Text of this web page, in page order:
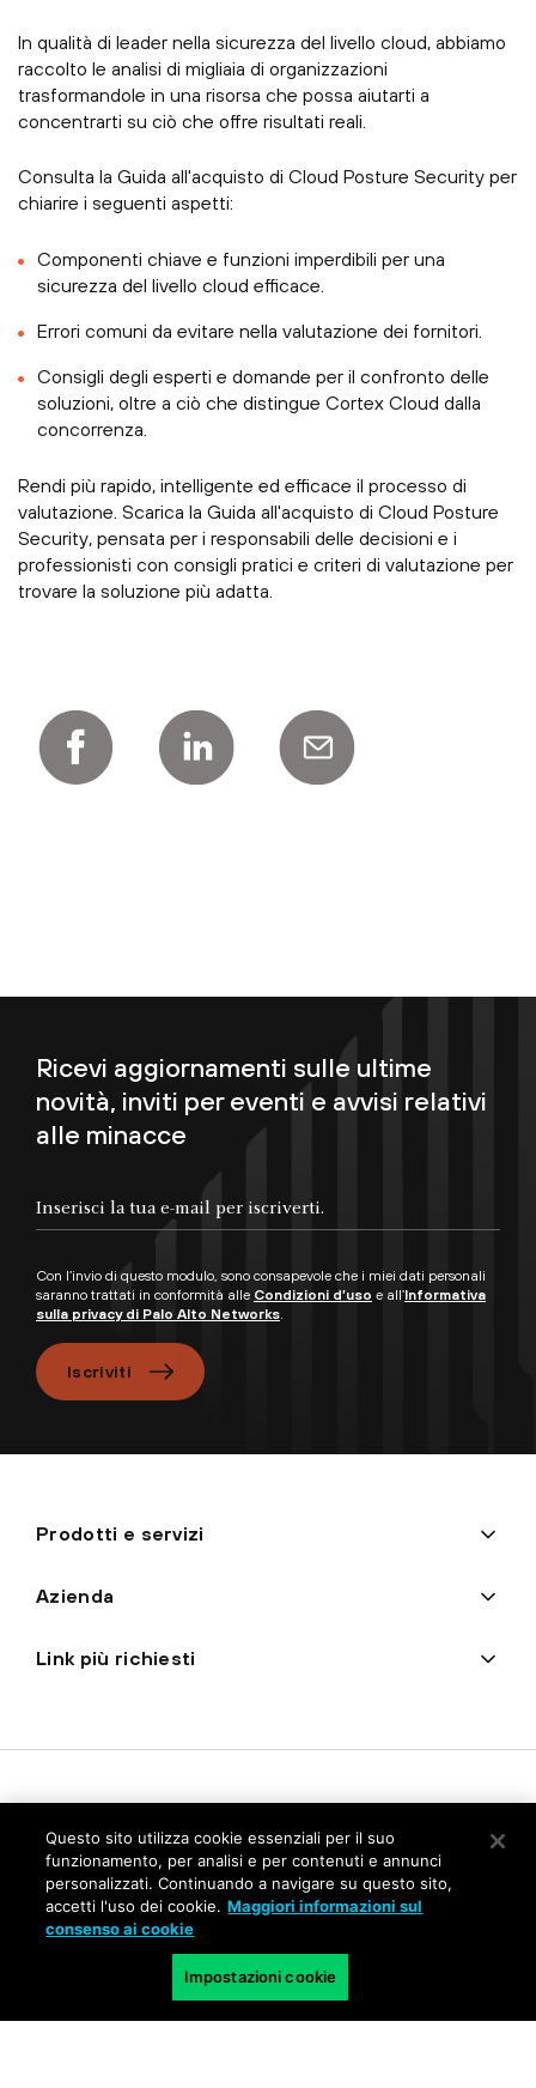
In qualità di leader nella sicurezza del livello cloud, abbiamo
raccolto le analisi di migliaia di organizzazioni
trasformandole in una risorsa che possa aiutarti a
concentrarti su ciò che offre risultati reali.
Consulta la Guida all'acquisto di Cloud Posture Security per
chiarire i seguenti aspetti:
Componenti chiave e funzioni imperdibili per una
sicurezza del livello cloud efficace.
Errori comuni da evitare nella valutazione dei fornitori.
Consigli degli esperti e domande per il confronto delle
soluzioni, oltre a ciò che distingue Cortex Cloud dalla
concorrenza.
Rendi più rapido, intelligente ed efficace il processo di
valutazione. Scarica la Guida all'acquisto di Cloud Posture
Security, pensata per i responsabili delle decisioni e i
professionisti con consigli pratici e criteri di valutazione per
trovare la soluzione più adatta.
Ricevi aggiornamenti sulle ultime
novità, inviti per eventi e avvisi relativi
alle minacce
Con l’invio di questo modulo, sono consapevole che i miei dati personali
saranno trattati in conformità alle Condizioni d’uso e all’Informativa
sulla privacy di Palo Alto Networks.
Iscriviti
Prodotti e servizi
Azienda
Link più richiesti
Privacy
Questo sito utilizza cookie essenziali per il suo
funzionamento, per analisi e per contenuti e annunci
personalizzati. Continuando a navigare su questo sito,
accetti l'uso dei cookie. Maggiori informazioni sul
consenso ai cookie
Impostazioni cookie